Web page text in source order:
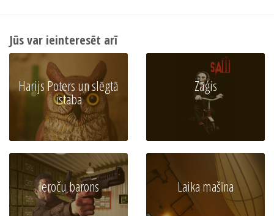
Jūs var ieinteresēt arī
Harijs Poters un slēgtā
istaba
Zāģis
Ieroču barons Laika mašīna